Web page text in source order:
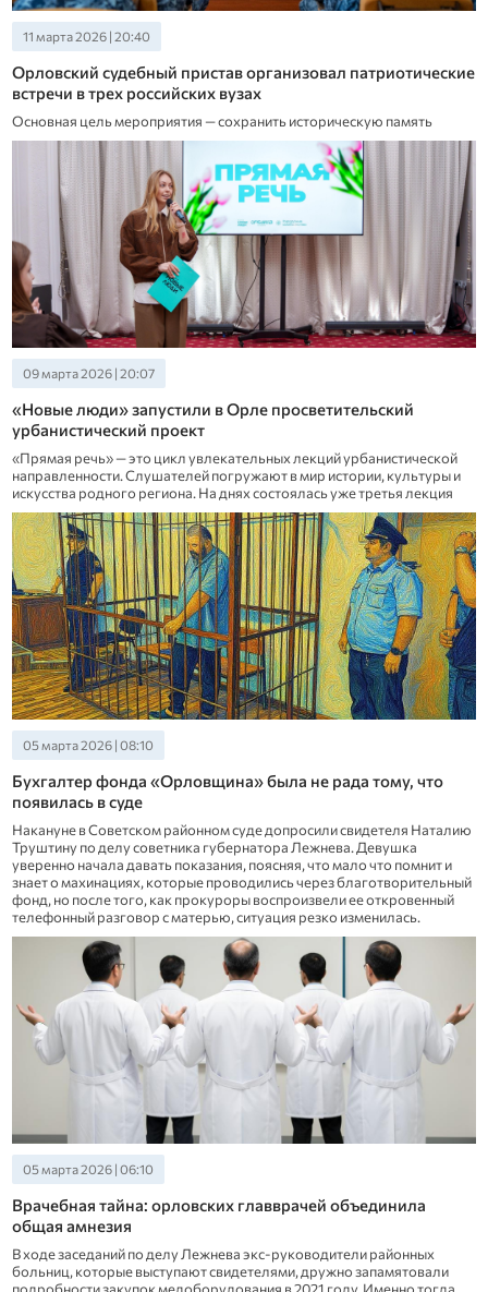
11 марта 2026 | 20:40
Орловский судебный пристав организовал патриотические
встречи в трех российских вузах
Основная цель мероприятия — сохранить историческую память
09 марта 2026 | 20:07
«Новые люди» запустили в Орле просветительский
урбанистический проект
«Прямая речь» — это цикл увлекательных лекций урбанистической
направленности. Слушателей погружают в мир истории, культуры и
искусства родного региона. На днях состоялась уже третья лекция
05 марта 2026 | 08:10
Бухгалтер фонда «Орловщина» была не рада тому, что
появилась в суде
Накануне в Советском районном суде допросили свидетеля Наталию
Труштину по делу советника губернатора Лежнева. Девушка
уверенно начала давать показания, поясняя, что мало что помнит и
знает о махинациях, которые проводились через благотворительный
фонд, но после того, как прокуроры воспроизвели ее откровенный
телефонный разговор с матерью, ситуация резко изменилась.
05 марта 2026 | 06:10
Врачебная тайна: орловских главврачей объединила
общая амнезия
В ходе заседаний по делу Лежнева экс-руководители районных
больниц, которые выступают свидетелями, дружно запамятовали